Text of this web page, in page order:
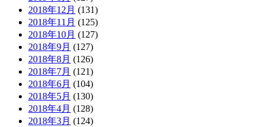
2018年12月 (131)
2018年11月 (125)
2018年10月 (127)
2018年9月 (127)
2018年8月 (126)
2018年7月 (121)
2018年6月 (104)
2018年5月 (130)
2018年4月 (128)
2018年3月 (124)